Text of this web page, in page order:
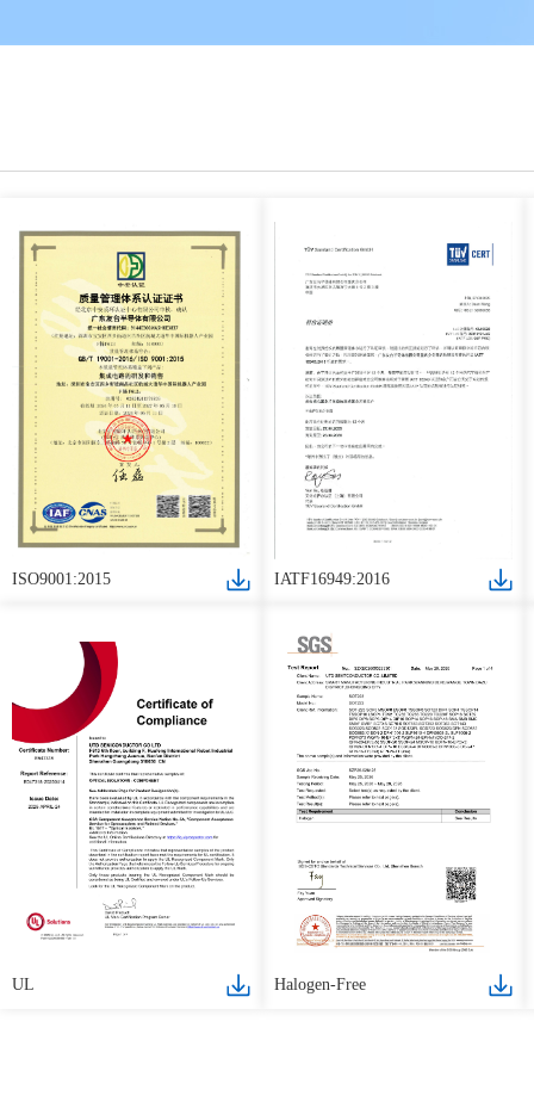
ISO9001:2015 IATF16949:2016
UL Halogen-Free